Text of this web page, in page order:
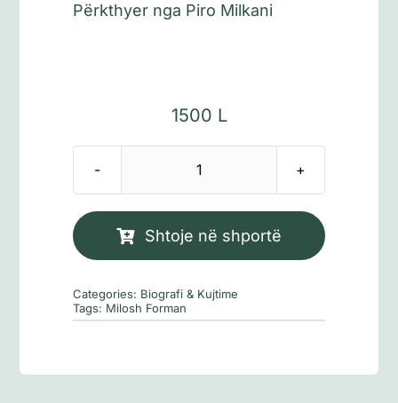
Përkthyer nga Piro Milkani
1500 L
Sasi
Çaslavi
Shtoje në shportë
Categories: Biografi & Kujtime
Tags: Milosh Forman